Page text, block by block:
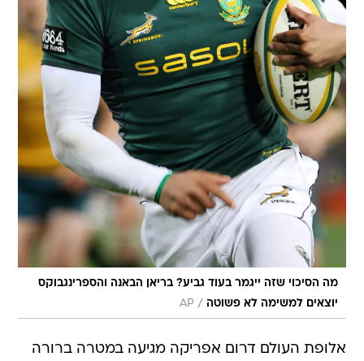
מה הסיכוי שזה ייגמר בעוד גביע? בריאן הבאנה והספרינגבוקס
יוצאים למשימה לא פשוטה /
AP
אלופת העולם דרום אפריקה מגיעה במטרה ברורה